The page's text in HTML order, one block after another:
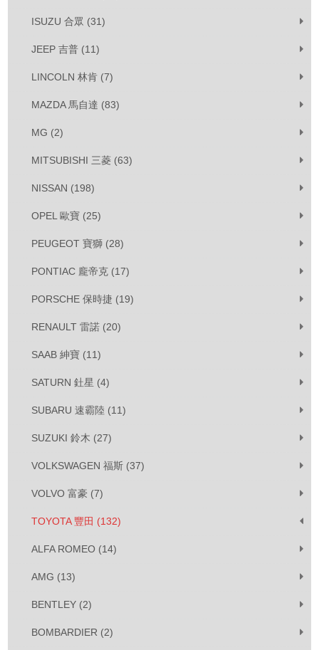
ISUZU 合眾 (31)
JEEP 吉普 (11)
LINCOLN 林肯 (7)
MAZDA 馬自達 (83)
MG (2)
MITSUBISHI 三菱 (63)
NISSAN (198)
OPEL 歐寶 (25)
PEUGEOT 寶獅 (28)
PONTIAC 龐帝克 (17)
PORSCHE 保時捷 (19)
RENAULT 雷諾 (20)
SAAB 紳寶 (11)
SATURN 釷星 (4)
SUBARU 速霸陸 (11)
SUZUKI 鈴木 (27)
VOLKSWAGEN 福斯 (37)
VOLVO 富豪 (7)
TOYOTA 豐田 (132)
ALFA ROMEO (14)
AMG (13)
BENTLEY (2)
BOMBARDIER (2)